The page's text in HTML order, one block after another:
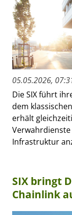
05.05.2026,
Die SIX führt
dem
erhält
Infrastruktur
SIX bringt
Chainlink